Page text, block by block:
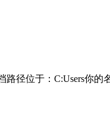
径位于：C:Users你的